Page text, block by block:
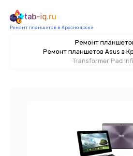
tab-iq.ru
Ремонт планшетов в Красноярске
Ремонт
Ремонт планшетов Asus в
Transformer Pad